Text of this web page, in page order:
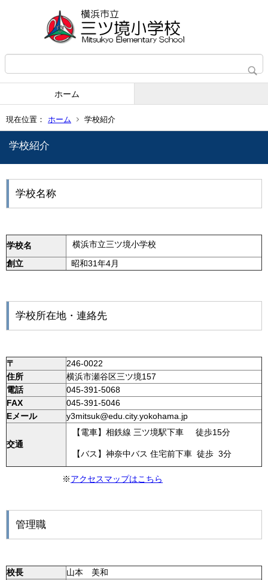
ホーム
現在位置： ホーム 学校紹介
学校紹介
学校名称
学校名
横浜市立三ツ境小学校
創立
昭和31年4月
学校所在地・連絡先
〒
246-0022
住所
横浜市瀬谷区三ツ境157
電話
045-391-5068
FAX
045-391-5046
Eメール
y3mitsuk@edu.city.yokohama.jp
交通
【電車】相鉄線 三ツ境駅下車 徒歩15分
【バス】神奈中バス 住宅前下車 徒歩 3分
※アクセスマップはこちら
管理職
校長
山本 美和